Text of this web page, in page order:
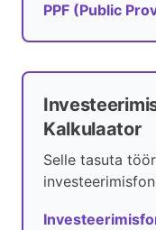
PPF (Public
Kalkulaator
Selle tasuta